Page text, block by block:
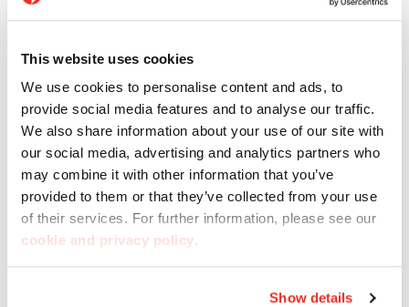
This website uses cookies
We use cookies to personalise content and ads, to
provide social media features and to analyse our traffic.
We also share information about your use of our site with
our social media, advertising and analytics partners who
may combine it with other information that you’ve
provided to them or that they’ve collected from your use
of their services. For further information, please see our
cookie and privacy policy.
Show details
Assistance